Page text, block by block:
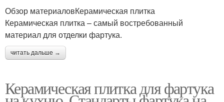
Обзор материаловКерамическая плитка
Керамическая плитка – самый востребованный
материал для отделки фартука.
читать дальше →
Керамическая плитка для фартука